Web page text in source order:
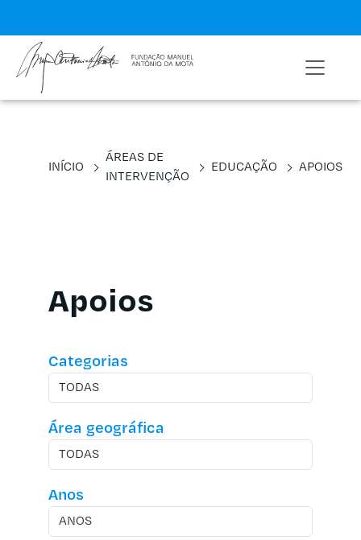
INÍCIO
ÁREAS DE
INTERVENÇÃO
EDUCAÇÃO APOIOS
Apoios
Categorias
Área geográfica
Anos